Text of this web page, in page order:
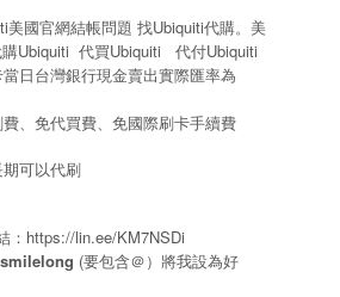
美國官網結帳問題 找Ubiquiti代購。美
Ubiquiti 代買Ubiquiti
代付Ubiquiti
日台灣銀行現金賣出實際匯率為
、免代買費、免國際刷卡手續費
可以代刷
： https://lin.ee/KM7NSDi
(要包含＠）將我設為好